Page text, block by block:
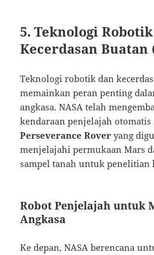
5. Teknologi
Kecerdasan Buatan
Teknologi robotik dan
memainkan peran penting
angkasa. NASA telah
kendaraan penjelajah otomatis
Perseverance Rover yang
menjelajahi permukaan Mars
sampel tanah untuk penelitian
Robot Penjelajah untuk
Angkasa
Ke depan, NASA berencana